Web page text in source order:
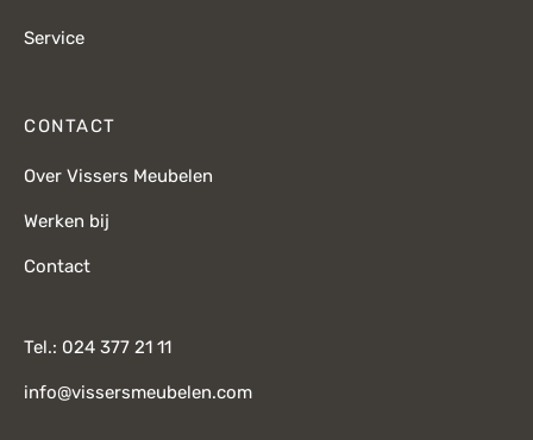
Service
CONTACT
Over Vissers Meubelen
Werken bij
Contact
Tel.: 024 377 21 11
info@vissersmeubelen.com